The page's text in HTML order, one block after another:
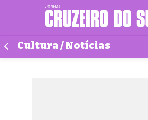
Cultura / Notícias